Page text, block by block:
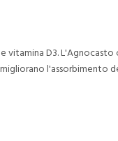
vitamina D3.
l'assorbimento